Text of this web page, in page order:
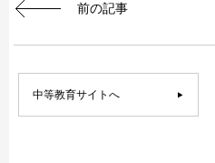
前の記事
中等教育サイトへ